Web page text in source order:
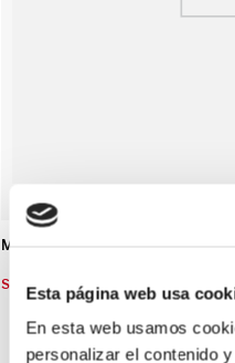
Esta página web usa
En esta web usamos
personalizar el contenido
MALETIN CALAN NEGRO
S/ 209. S/ 299